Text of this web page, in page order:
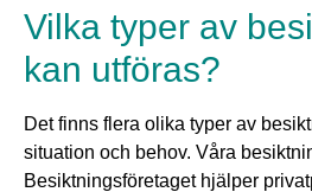
Vilka typer av
kan utföras?
Det finns flera olika typer av
situation och behov. Våra
Besiktningsföretaget hjälper